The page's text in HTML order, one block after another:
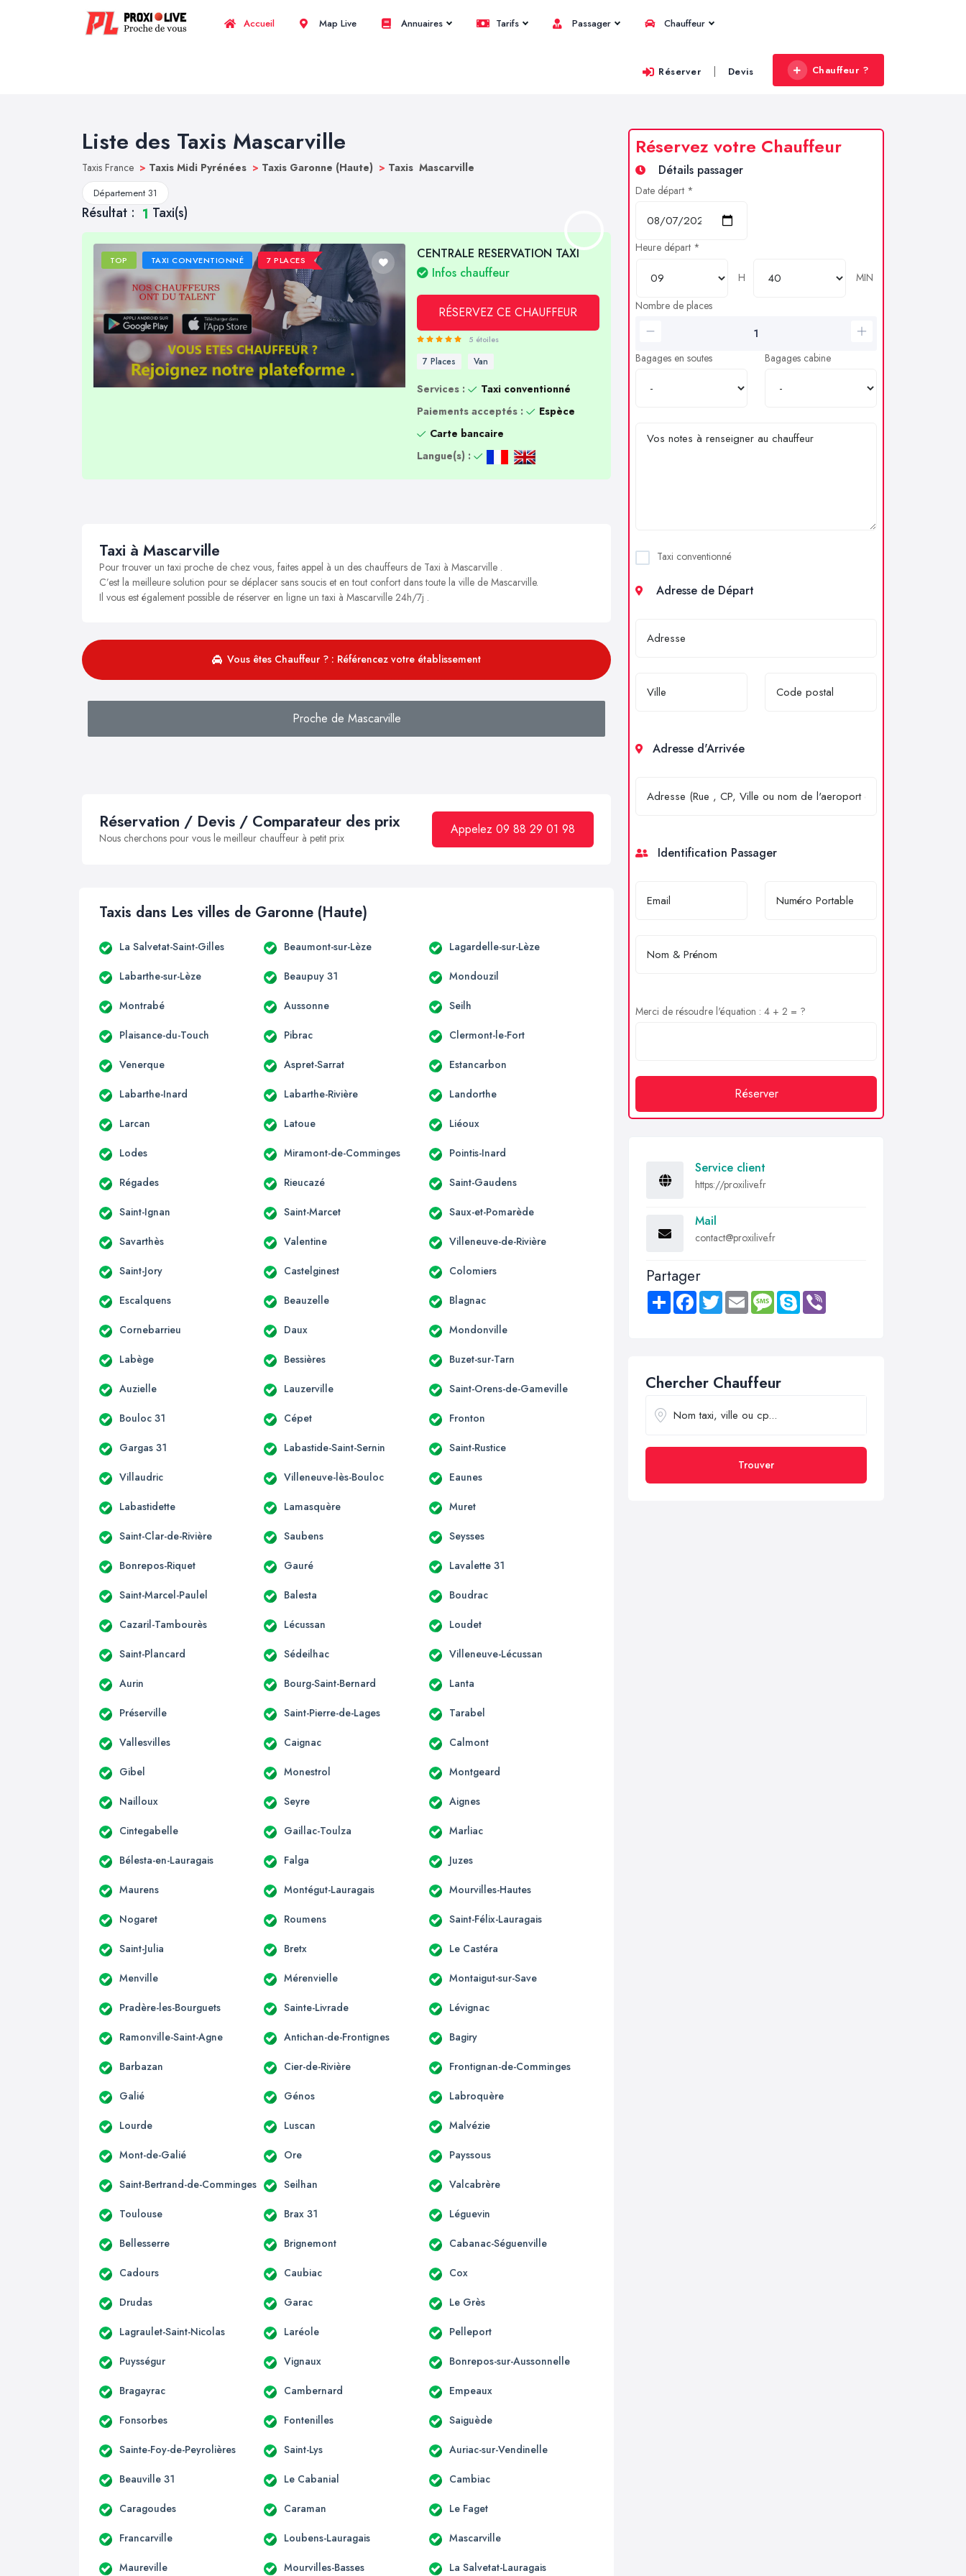
Accueil Map Live Annuaires Tarifs Passager Chauffeur
Réserver | Devis Chauffeur ?
Liste des Taxis Mascarville
Taxis France > Taxis Midi Pyrénées > Taxis Garonne (Haute) > Taxis Mascarville
Département 31
Résultat : 1 Taxi(s)
TOP TAXI CONVENTIONNÉ 7 PLACES
CENTRALE RESERVATION TAXI
Infos chauffeur
RÉSERVEZ CE CHAUFFEUR
5 étoiles
7 Places Van
Services :
Taxi conventionné
Paiements acceptés :
Espèce
Carte bancaire
Langue(s) :
Taxi à Mascarville
Pour trouver un taxi proche de chez vous, faites appel à un des chauffeurs de Taxi à Mascarville .
C’est la meilleure solution pour se déplacer sans soucis et en tout confort dans toute la ville de Mascarville.
Il vous est également possible de réserver en ligne un taxi à Mascarville 24h/7j .
Vous êtes Chauffeur ? : Référencez votre établissement
Proche de Mascarville
Réservation / Devis / Comparateur des prix
Nous cherchons pour vous le meilleur chauffeur à petit prix
Appelez 09 88 29 01 98
Taxis dans Les villes de Garonne (Haute)
La Salvetat-Saint-Gilles Beaumont-sur-Lèze Lagardelle-sur-Lèze
Labarthe-sur-Lèze Beaupuy 31 Mondouzil
Montrabé Aussonne Seilh
Plaisance-du-Touch Pibrac Clermont-le-Fort
Venerque Aspret-Sarrat Estancarbon
Labarthe-Inard Labarthe-Rivière Landorthe
Larcan Latoue Liéoux
Lodes Miramont-de-Comminges Pointis-Inard
Régades Rieucazé Saint-Gaudens
Saint-Ignan Saint-Marcet Saux-et-Pomarède
Savarthès Valentine Villeneuve-de-Rivière
Saint-Jory Castelginest Colomiers
Escalquens Beauzelle Blagnac
Cornebarrieu Daux Mondonville
Labège Bessières Buzet-sur-Tarn
Auzielle Lauzerville Saint-Orens-de-Gameville
Bouloc 31 Cépet Fronton
Gargas 31 Labastide-Saint-Sernin Saint-Rustice
Villaudric Villeneuve-lès-Bouloc Eaunes
Labastidette Lamasquère Muret
Saint-Clar-de-Rivière Saubens Seysses
Bonrepos-Riquet Gauré Lavalette 31
Saint-Marcel-Paulel Balesta Boudrac
Cazaril-Tambourès Lécussan Loudet
Saint-Plancard Sédeilhac Villeneuve-Lécussan
Aurin Bourg-Saint-Bernard Lanta
Préserville Saint-Pierre-de-Lages Tarabel
Vallesvilles Caignac Calmont
Gibel Monestrol Montgeard
Nailloux Seyre Aignes
Cintegabelle Gaillac-Toulza Marliac
Bélesta-en-Lauragais Falga Juzes
Maurens Montégut-Lauragais Mourvilles-Hautes
Nogaret Roumens Saint-Félix-Lauragais
Saint-Julia Bretx Le Castéra
Menville Mérenvielle Montaigut-sur-Save
Pradère-les-Bourguets Sainte-Livrade Lévignac
Ramonville-Saint-Agne Antichan-de-Frontignes Bagiry
Barbazan Cier-de-Rivière Frontignan-de-Comminges
Galié Génos Labroquère
Lourde Luscan Malvézie
Mont-de-Galié Ore Payssous
Saint-Bertrand-de-Comminges Seilhan Valcabrère
Toulouse Brax 31 Léguevin
Bellesserre Brignemont Cabanac-Séguenville
Cadours Caubiac Cox
Drudas Garac Le Grès
Lagraulet-Saint-Nicolas Laréole Pelleport
Puysségur Vignaux Bonrepos-sur-Aussonnelle
Bragayrac Cambernard Empeaux
Fonsorbes Fontenilles Saiguède
Sainte-Foy-de-Peyrolières Saint-Lys Auriac-sur-Vendinelle
Beauville 31 Le Cabanial Cambiac
Caragoudes Caraman Le Faget
Francarville Loubens-Lauragais Mascarville
Maureville Mourvilles-Basses La Salvetat-Lauragais
Réservez votre Chauffeur
Détails passager
Date départ *
Heure départ *
H
MIN
Nombre de places
Bagages en soutes Bagages cabine
Taxi conventionné
Adresse de Départ
Adresse d'Arrivée
Identification Passager
Merci de résoudre l'équation : 4 + 2 = ?
Réserver
Service client
https://proxilive.fr
Mail
contact@proxilive.fr
Partager
Share FacebookTwitter Email MessageSkype
Chercher Chauffeur
Trouver